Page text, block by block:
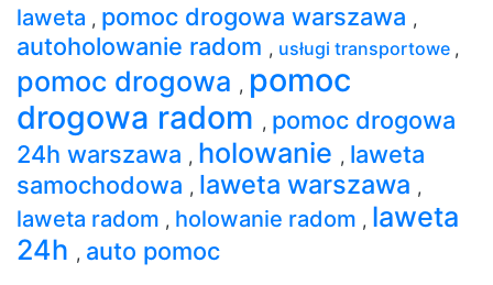
laweta , pomoc drogowa warszawa ,
autoholowanie radom , usługi transportowe ,
pomoc drogowa , pomoc
drogowa radom , pomoc drogowa
24h warszawa , holowanie , laweta
samochodowa , laweta warszawa ,
laweta radom , holowanie radom , laweta
24h , auto pomoc